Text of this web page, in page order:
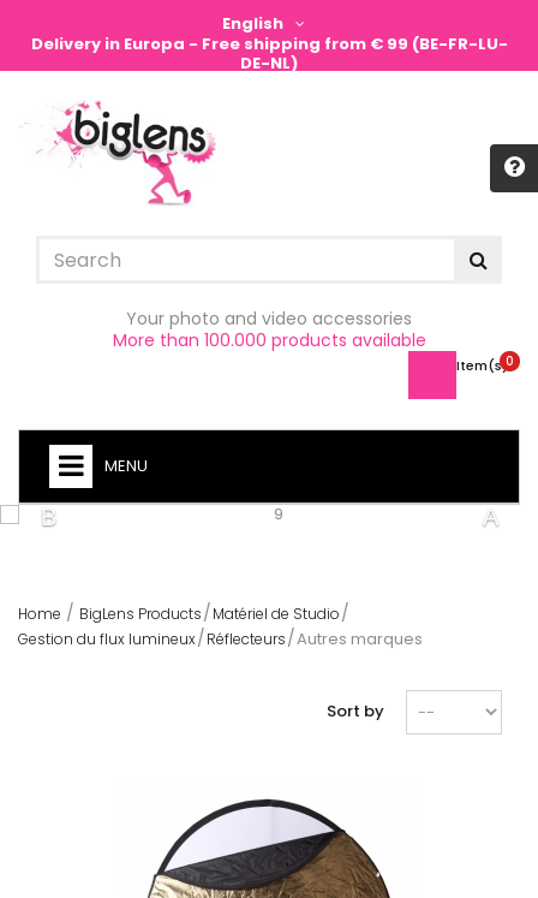
English
Delivery in Europa - Free shipping from € 99 (BE-FR-LU-
DE-NL)
Your photo and video accessories
More than 100.000 products available
0
Item(s) -
MENU
Home BigLens Products
Matériel de Studio
Gestion du flux lumineux
Réflecteurs Autres marques
Sort by